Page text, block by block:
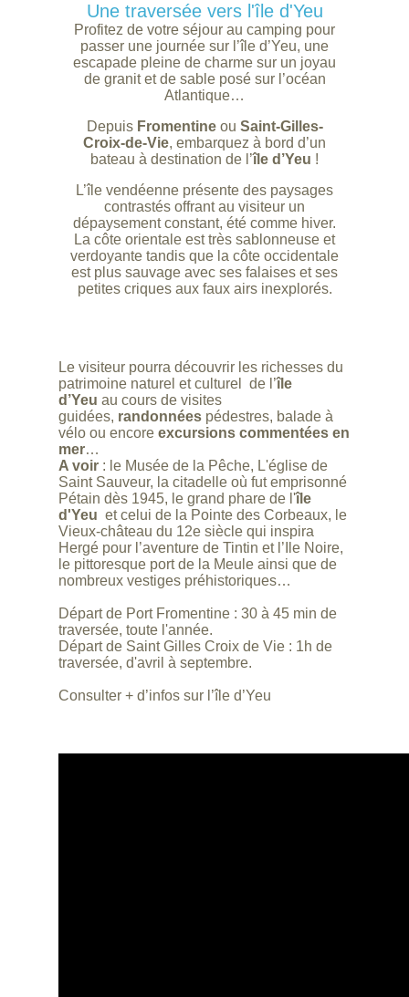
Une traversée vers l'île d'Yeu
Profitez de votre séjour au camping pour
passer une journée sur l’île d’Yeu, une
escapade pleine de charme sur un joyau
de granit et de sable posé sur l’océan
Atlantique…
Depuis Fromentine ou Saint-Gilles-
Croix-de-Vie, embarquez à bord d’un
bateau à destination de l’île d’Yeu !
L’île vendéenne présente des paysages
contrastés offrant au visiteur un
dépaysement constant, été comme hiver.
La côte orientale est très sablonneuse et
verdoyante tandis que la côte occidentale
est plus sauvage avec ses falaises et ses
petites criques aux faux airs inexplorés.
Le visiteur pourra découvrir les richesses du
patrimoine naturel et culturel de l’île
d’Yeu au cours de visites
guidées, randonnées pédestres, balade à
vélo ou encore excursions commentées en
mer…
A voir : le Musée de la Pêche, L'église de
Saint Sauveur, la citadelle où fut emprisonné
Pétain dès 1945, le grand phare de l'île
d'Yeu et celui de la Pointe des Corbeaux, le
Vieux-château du 12e siècle qui inspira
Hergé pour l’aventure de Tintin et l’Ile Noire,
le pittoresque port de la Meule ainsi que de
nombreux vestiges préhistoriques…
Départ de Port Fromentine : 30 à 45 min de
traversée, toute l'année.
Départ de Saint Gilles Croix de Vie : 1h de
traversée, d'avril à septembre.
Consulter + d’infos sur l’île d’Yeu